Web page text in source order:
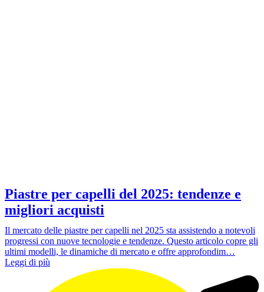
Piastre per capelli del 2025: tendenze e
migliori acquisti
Il mercato delle piastre per capelli nel 2025 sta assistendo a notevoli
progressi con nuove tecnologie e tendenze. Questo articolo copre gli
ultimi modelli, le dinamiche di mercato e offre approfondim…
Leggi di più